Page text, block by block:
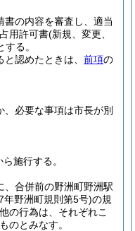
書の内容を審査し、適当
用許可書(新規、変更、
る。
認めたときは、 前項の
、必要な事項は市長が別
施行する。
、合併前の野洲町野洲駅
年野洲町規則第5号)の規
の行為は、それぞれこ
のとみなす。